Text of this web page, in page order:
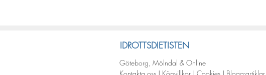
IDROTTSDIETISTEN
Göteborg, Mölndal & Online